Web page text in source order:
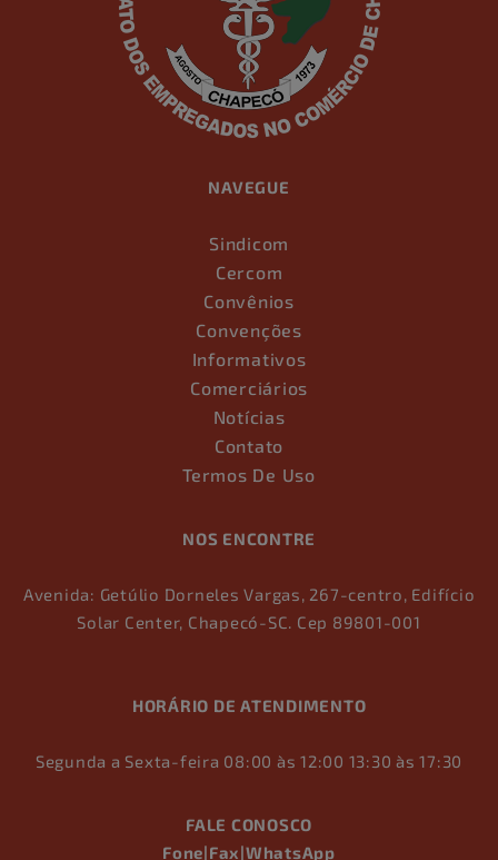
NAVEGUE
Sindicom
Cercom
Convênios
Convenções
Informativos
Comerciários
Notícias
Contato
Termos De Uso
NOS ENCONTRE
Avenida: Getúlio Dorneles Vargas, 267-centro, Edifício
Solar Center, Chapecó-SC. Cep 89801-001
HORÁRIO DE ATENDIMENTO
Segunda a Sexta-feira 08:00 às 12:00 13:30 às 17:30
FALE CONOSCO
Fone|Fax|WhatsApp